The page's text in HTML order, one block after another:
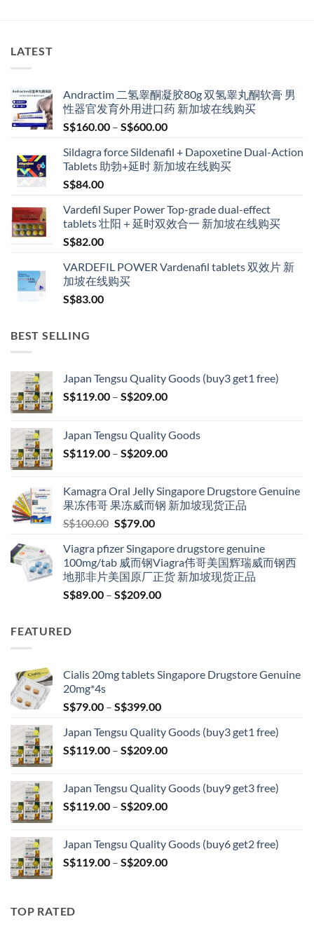
LATEST
Andractim 二氢睾酮凝胶80g 双氢睾丸酮软膏 男
性器官发育外用进口药 新加坡在线购买
S$160.00 – S$600.00Price
S$160.00
through
Sildagra force Sildenafil + Dapoxetine Dual-Action
Tablets 助勃+延时 新加坡在线购买
S$84.00
Vardefil Super Power Top-grade dual-effect
tablets 壮阳＋延时双效合一 新加坡在线购买
S$82.00
VARDEFIL POWER Vardenafil tablets 双效片 新
加坡在线购买
S$83.00
BEST SELLING
Japan Tengsu Quality Goods (buy3 get1 free)
S$119.00 – S$209.00Price
through
S$209.00
Japan Tengsu Quality Goods
S$119.00 – S$209.00Price
through
S$209.00
Kamagra Oral Jelly Singapore Drugstore Genuine
果冻伟哥 果冻威而钢 新加坡现货正品
S$100.00 Original
was:
S$100.00.
S$79.00Current
is:
S$79.00.
Viagra pfizer Singapore drugstore genuine
100mg/tab 威而钢Viagra伟哥美国辉瑞威而钢西
地那非片美国原厂正货 新加坡现货正品
S$89.00 – S$209.00Price
FEATURED
Cialis 20mg tablets Singapore Drugstore Genuine
20mg*4s
S$79.00 – S$399.00Price
S$79.00
through
Japan Tengsu Quality Goods (buy3 get1 free)
S$119.00 – S$209.00Price
through
S$209.00
Japan Tengsu Quality Goods (buy9 get3 free)
S$119.00 – S$209.00Price
through
S$209.00
Japan Tengsu Quality Goods (buy6 get2 free)
S$119.00 – S$209.00Price
TOP RATED